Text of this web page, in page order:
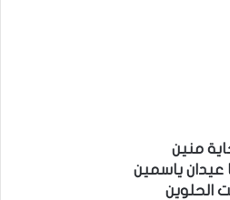
منين
عيدان ياسمين
الحلوين